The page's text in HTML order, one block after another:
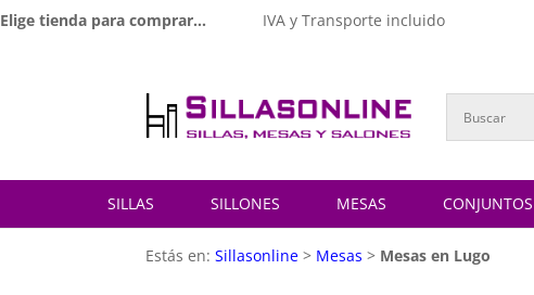
Elige tienda para comprar... IVA y Transporte incluido
SILLAS SILLONES MESAS CONJUNTOS
Estás en:Sillasonline > Mesas > Mesas en Lugo